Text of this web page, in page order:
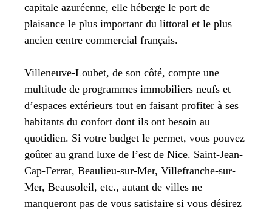
capitale azuréenne, elle héberge le port de
plaisance le plus important du littoral et le plus
ancien centre commercial français.
Villeneuve-Loubet, de son côté, compte une
multitude de programmes immobiliers neufs et
d’espaces extérieurs tout en faisant profiter à ses
habitants du confort dont ils ont besoin au
quotidien. Si votre budget le permet, vous pouvez
goûter au grand luxe de l’est de Nice. Saint-Jean-
Cap-Ferrat, Beaulieu-sur-Mer, Villefranche-sur-
Mer, Beausoleil, etc., autant de villes ne
manqueront pas de vous satisfaire si vous désirez